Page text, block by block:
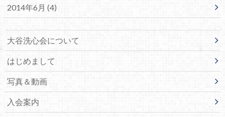
2014年6月 (4)
大谷洗心会について
はじめまして
写真＆動画
入会案内